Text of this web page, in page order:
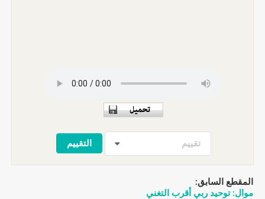
تقييم
المقطع السابق:
موال: توحيد ربي أقرب التغني